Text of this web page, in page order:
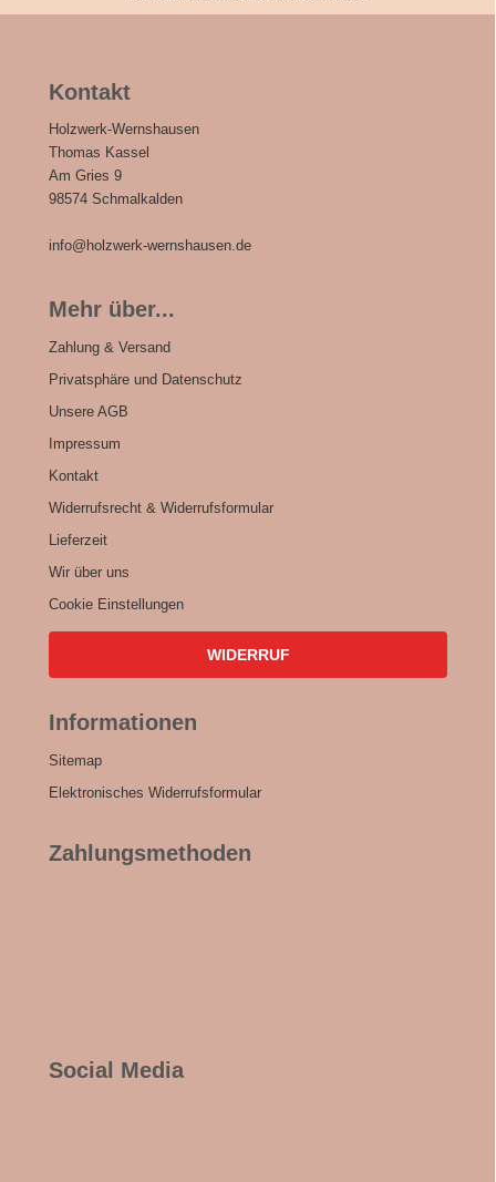
Kontakt
Holzwerk-Wernshausen
Thomas Kassel
Am Gries 9
98574 Schmalkalden
info@holzwerk-wernshausen.de
Mehr über...
Zahlung & Versand
Privatsphäre und Datenschutz
Unsere AGB
Impressum
Kontakt
Widerrufsrecht & Widerrufsformular
Lieferzeit
Wir über uns
Cookie Einstellungen
WIDERRUF
Informationen
Sitemap
Elektronisches Widerrufsformular
Zahlungsmethoden
Social Media